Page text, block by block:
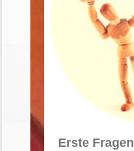
Erste Fragen